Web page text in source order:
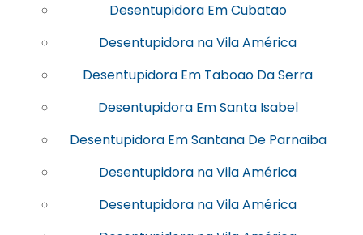
Desentupidora Em Cubatao
Desentupidora na Vila América
Desentupidora Em Taboao Da Serra
Desentupidora Em Santa Isabel
Desentupidora Em Santana De Parnaiba
Desentupidora na Vila América
Desentupidora na Vila América